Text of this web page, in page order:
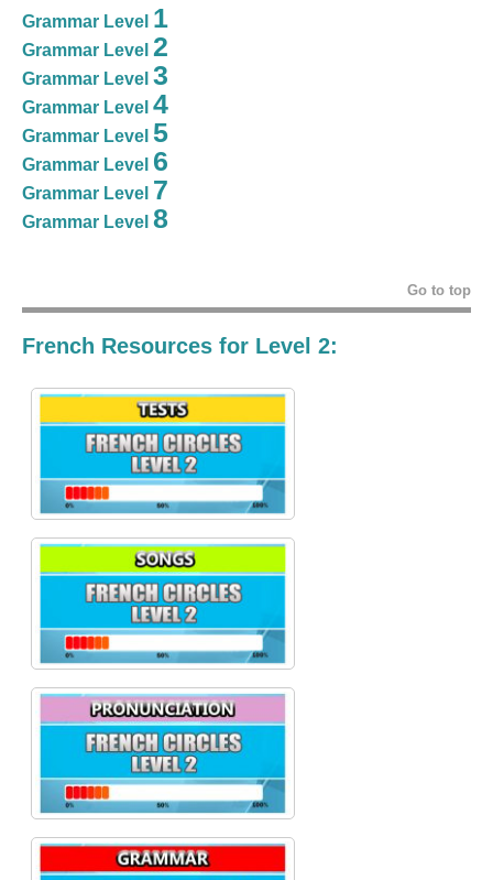
Grammar Level 1
Grammar Level 2
Grammar Level 3
Grammar Level 4
Grammar Level 5
Grammar Level 6
Grammar Level 7
Grammar Level 8
Go to top
French Resources for Level 2: